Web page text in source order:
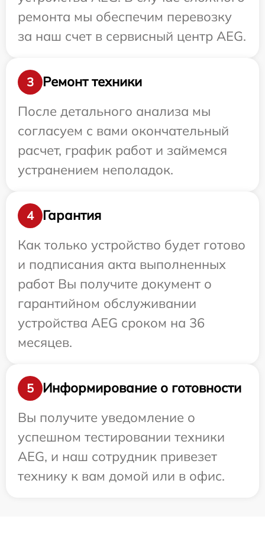
ремонта мы обеспечим перевозку
за наш счет в сервисный центр AEG.
3
Ремонт техники
После детального анализа мы
согласуем с вами окончательный
расчет, график работ и займемся
устранением неполадок.
4
Гарантия
Как только устройство будет готово
и подписания акта выполненных
работ Вы получите документ о
гарантийном обслуживании
устройства AEG сроком на 36
месяцев.
5
Информирование о готовности
Вы получите уведомление о
успешном тестировании техники
AEG, и наш сотрудник привезет
технику к вам домой или в офис.